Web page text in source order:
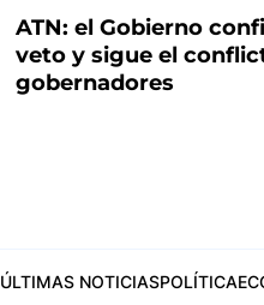
ATN: el Gobierno
veto y sigue el
gobernadores
ÚLTIMAS NOTICIASPOLÍTICA